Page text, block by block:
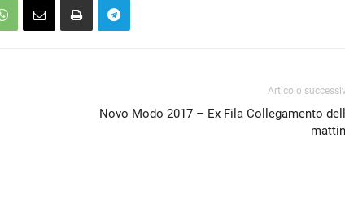
Articolo
Novo Modo 2017 – Ex Fila Collegamento